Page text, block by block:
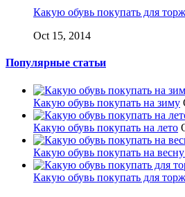
Какую обувь покупать для
Oct 15, 2014
Популярные статьи
Какую обувь покупать на зиму
Какую обувь покупать на лето
Какую обувь покупать на
Какую обувь покупать для